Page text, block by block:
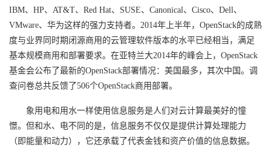
IBM、HP、AT&T、Red Hat、SUSE、Canonical、Cisco、Dell、
VMware、华为这样的强力支持者。2014年上半年，OpenStack的成熟
度与业界同时期闭源商用的云管理软件版本的水平已经相当，满足
基本规模商用和部署要求。在亚特兰大2014年的峰会上，OpenStack
基金会公布了最新的OpenStack部署情况：美国最多，其次中国。调
查问卷总共反馈了506个OpenStack商用部署。
象用电和用水一样使用信息服务是人们对云计算最美好的憧
憬。但和水、电不同的是，信息服务不仅仅是提供计算处理能力
（即能量和动力），它还承载了代表金钱和资产价值的信息数据。